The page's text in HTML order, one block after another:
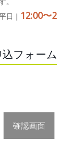
日｜ 12:00〜
込フォーム
確認画面